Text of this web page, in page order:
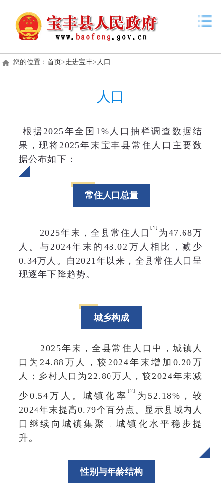
您的位置： 首页>走进宝丰> 人口
人口
根据2025年全国1%人口抽样调查数据结
果，现将2025年末宝丰县常住人口主要数
据公布如下：
常住人口总量
2025年末，全县常住人口
[ 1]
为47.68万
人。与2024年末的48.02万人相比，减少
0.34万人。自2021年以来，全县常住人口呈
现逐年下降趋势。
城乡构成
2025年末，全县常住人口中，城镇人
口为24.88万人，较2024年末增加0.20万
人；乡村人口为22.80万人，较2024年末减
少0.54万人。城镇化率
[2]
为52.18%，较
2024年末提高0.79个百分点。显示县域内人
口继续向城镇集聚，城镇化水平稳步提
升。
性别与年龄结构